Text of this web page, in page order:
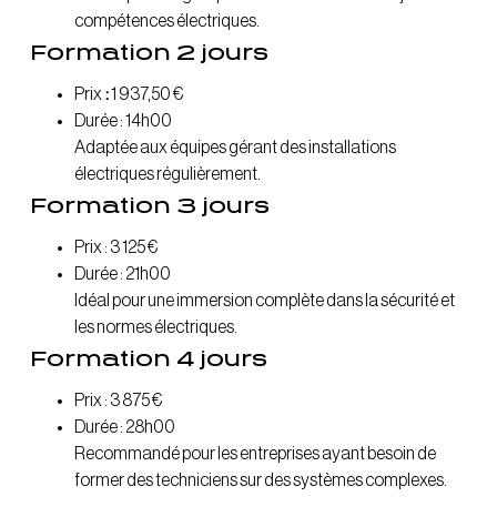
compétences électriques.
Formation 2 jours
Prix :1 937,50 €
Durée : 14h00
Adaptée aux équipes gérant des installations
électriques régulièrement.
Formation 3 jours
Prix : 3 125 €
Durée : 21h00
Idéal pour une immersion complète dans la sécurité et
les normes électriques.
Formation 4 jours
Prix : 3 875 €
Durée : 28h00
Recommandé pour les entreprises ayant besoin de
former des techniciens sur des systèmes complexes.